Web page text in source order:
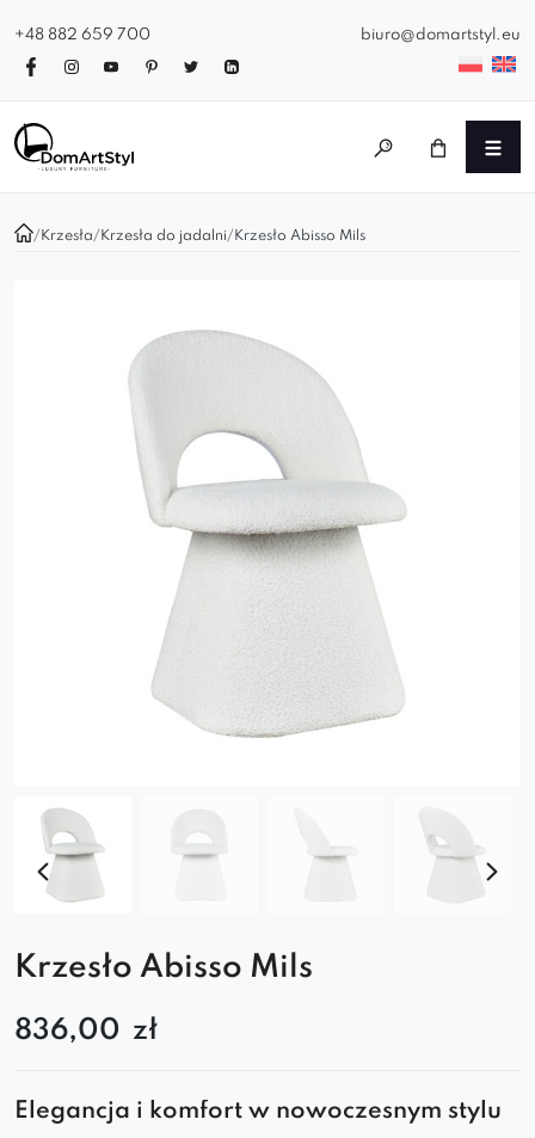
+48 882 659 700 biuro@domartstyl.eu
/ Krzesła/ Krzesła do jadalni/ Krzesło Abisso Mils
Krzesło Abisso Mils
836,00 zł
Elegancja i komfort w nowoczesnym stylu